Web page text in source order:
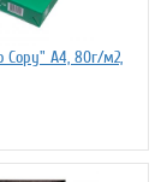
Copy" А4, 80г/м2,